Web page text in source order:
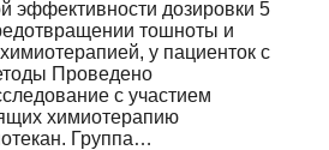
эффективности дозировки 5
тошноты и
у пациенток с
Проведено
с участием
химиотерапию
Группа…